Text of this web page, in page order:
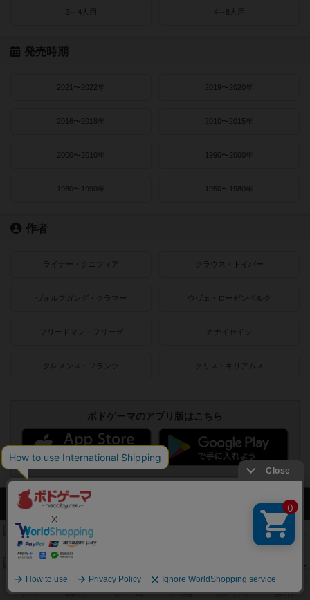
3～4人用 4～8人用
発売時期
2021〜2022年 2019〜2020年
2016〜2018年 2010〜2015年
2000〜2010年 1990〜2000年
1980〜1990年 1950〜1980年
作者
ライナー・クニツィア クラウス・トイバー
ヴォルフガング・クラマー ウヴェ・ローゼンベルク
フリードマン・フリーゼ カナイセイジ
クレメンス・フランツ クリス・キリアムス
ボドゲーマのアプリ版はこちら
574 PT
無限まちがいさがし
紹介文あり
PT
紹介文なし 2件の投稿
アンダー・ザ・テーブラー